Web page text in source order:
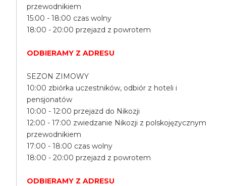
przewodnikiem
15:00 - 18:00 czas wolny
18:00 - 20:00 przejazd z powrotem
ODBIERAMY Z ADRESU
SEZON ZIMOWY
10:00 zbiórka uczestników, odbiór z hoteli i
pensjonatów
10:00 - 12:00 przejazd do Nikozji
12:00 - 17:00 zwiedzanie Nikozji z polskojęzycznym
przewodnikiem
17:00 - 18:00 czas wolny
18:00 - 20:00 przejazd z powrotem
ODBIERAMY Z ADRESU